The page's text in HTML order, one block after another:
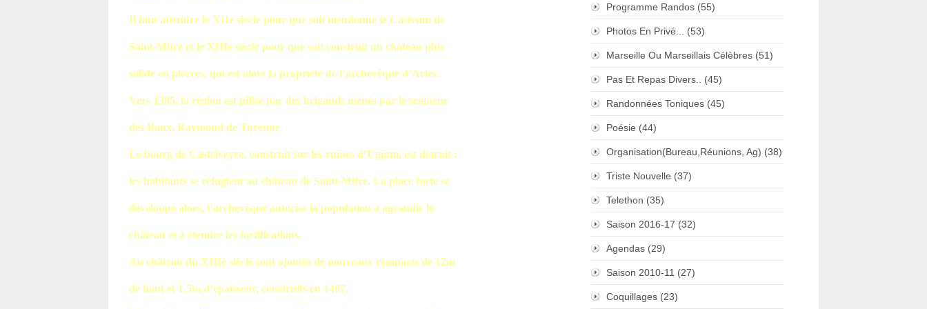
Il faut attendre le XIIe siècle pour que soit mentionné le Castrum de
Saint-Mitre et le XIIIe siècle pour que soit construit un château plus
solide en pierres, qui est alors la propriété de l’archevêque d’Arles.
Vers 1395, la région est pillée par des brigands menés par le seigneur
des Baux, Raymond de Turenne.
Le bourg de Castelveyre, construit sur les ruines d’Ugium, est détruit :
les habitants se réfugient au château de Saint-Mitre. La place forte se
développe alors, l’archevêque autorise la population à agrandir le
château et à étendre les fortifications.
Au château du XIIIe siècle sont ajoutés de nouveaux remparts de 12m
de haut et 1,5m d’épaisseur, construits en 1407.
Programme Randos (55)
Photos En Privé... (53)
Marseille Ou Marseillais Célèbres (51)
Pas Et Repas Divers.. (45)
Randonnées Toniques (45)
Poésie (44)
Organisation(Bureau,Réunions, Ag) (38)
Triste Nouvelle (37)
Telethon (35)
Saison 2016-17 (32)
Agendas (29)
Saison 2010-11 (27)
Coquillages (23)